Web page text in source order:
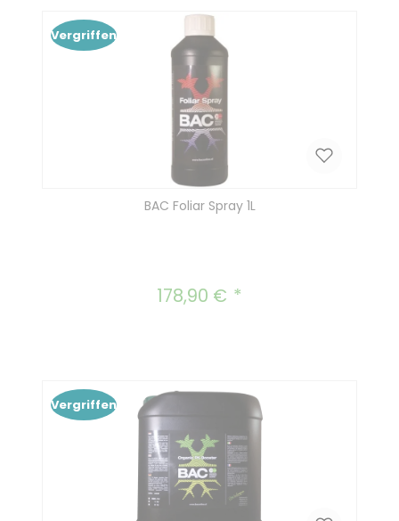
Vergriffen
BAC Foliar Spray 1L
Regulärer Preis:
178,90 €
Vergriffen